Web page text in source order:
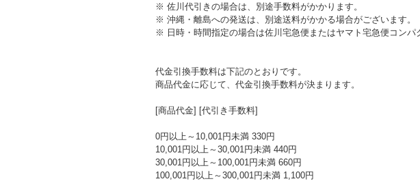
※ 佐川代引きの場合は、別途手数料がかかります。
※ 沖縄・離島への発送は、別途送料がかかる場合がございます。
※ 日時・時間指定の場合は佐川宅急便またはヤマト宅急便コンパ
代金引換手数料は下記のとおりです。
商品代金に応じて、代金引換手数料が決まります。
[商品代金] [代引き手数料]
0円以上～10,001円未満 330円
10,001円以上～30,001円未満 440円
30,001円以上～100,001円未満 660円
100,001円以上～300,001円未満 1,100円